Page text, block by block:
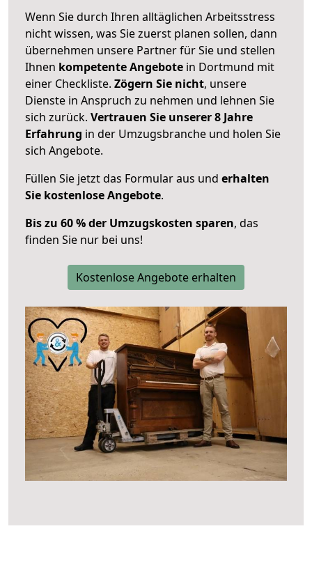
Wenn Sie durch Ihren alltäglichen Arbeitsstress
nicht wissen, was Sie zuerst planen sollen, dann
übernehmen unsere Partner für Sie und stellen
Ihnen kompetente Angebote in Dortmund mit
einer Checkliste. Zögern Sie nicht, unsere
Dienste in Anspruch zu nehmen und lehnen Sie
sich zurück. Vertrauen Sie unserer 8 Jahre
Erfahrung in der Umzugsbranche und holen Sie
sich Angebote.
Füllen Sie jetzt das Formular aus und erhalten
Sie kostenlose Angebote.
Bis zu 60 % der Umzugskosten sparen, das
finden Sie nur bei uns!
Kostenlose Angebote erhalten